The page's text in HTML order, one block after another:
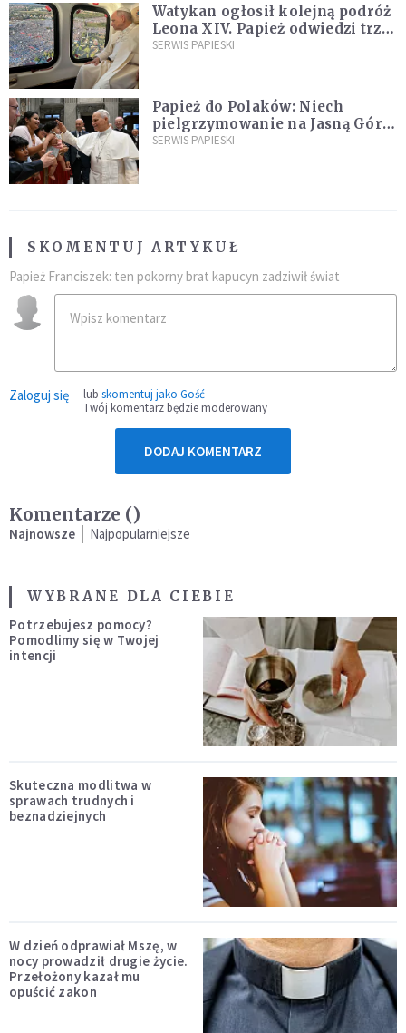
Watykan ogłosił kolejną podróż
Leona XIV. Papież odwiedzi trzy
kraje Ameryki Południowej
SERWIS PAPIESKI
Papież do Polaków: Niech
pielgrzymowanie na Jasną Górę
umocni wiarę i nadzieję
SERWIS PAPIESKI
SKOMENTUJ ARTYKUŁ
Papież Franciszek: ten pokorny brat kapucyn zadziwił świat
Zaloguj się lub skomentuj jako Gość
Twój komentarz będzie moderowany
DODAJ KOMENTARZ
Komentarze ()
Najnowsze Najpopularniejsze
WYBRANE DLA CIEBIE
Potrzebujesz pomocy?
Pomodlimy się w Twojej
intencji
Skuteczna modlitwa w
sprawach trudnych i
beznadziejnych
W dzień odprawiał Mszę, w
nocy prowadził drugie życie.
Przełożony kazał mu
opuścić zakon